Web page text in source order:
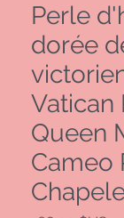
Perle
dorée
Vatican
Queen
Cameo